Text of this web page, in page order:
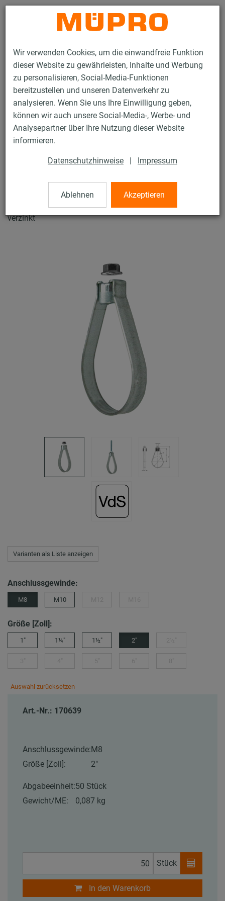
Wir verwenden Cookies, um die einwandfreie Funktion
dieser Website zu gewährleisten, Inhalte und Werbung
zu personalisieren, Social-Media-Funktionen
bereitzustellen und unseren Datenverkehr zu
analysieren. Wenn Sie uns Ihre Einwilligung geben,
können wir auch unsere Social-Media-, Werbe- und
Analysepartner über Ihre Nutzung dieser Website
informieren.
Datenschutzhinweise | Impressum
Ablehnen Akzeptieren
Kontakt
Produkte Befestigungstechnik
Sprinklerbefestigung
Rohrschellen für die Sprinklerbefestigung
Rohrschlaufen Typ EHS
Rohrschlaufen Typ EHS
Rohrschlaufe Typ EHS, M8, 2" (DN 50), VdS-Zulassung,
verzinkt
Varianten als Liste anzeigen
Anschlussgewinde:
M8 M10
Größe [Zoll]:
1" 1¼" 1½" 2"
Auswahl zurücksetzen
Art.-Nr.: 170639
Anschlussgewinde:M8
Größe [Zoll]:
2"
Abgabeeinheit:50 Stück
Gewicht/ME:
0,087 kg
Stück
In den Warenkorb